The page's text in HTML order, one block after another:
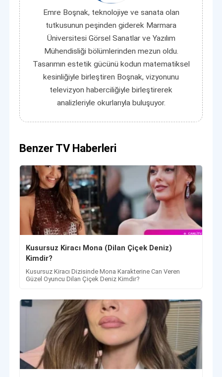
Emre Boşnak, teknolojiye ve sanata olan
tutkusunun peşinden giderek Marmara
Üniversitesi Görsel Sanatlar ve Yazılım
Mühendisliği bölümlerinden mezun oldu.
Tasarımın estetik gücünü kodun matematiksel
kesinliğiyle birleştiren Boşnak, vizyonunu
televizyon haberciliğiyle birleştirerek
analizleriyle okurlarıyla buluşuyor.
Benzer TV Haberleri
Kusursuz Kiracı Mona (Dilan Çiçek Deniz)
Kimdir?
Kusursuz Kiracı Dizisinde Mona Karakterine Can Veren
Güzel Oyuncu Dilan Çiçek Deniz Kimdir?